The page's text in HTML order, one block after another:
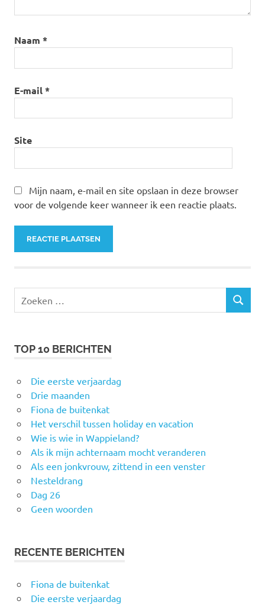
Naam *
E-mail*
Site
Mijn naam, e-mail en site opslaan in deze browser
voor de volgende keer wanneer ik een reactie plaats.
naar:
ZOEKEN
TOP 10 BERICHTEN
Die eerste verjaardag
Drie maanden
Fiona de buitenkat
Het verschil tussen holiday en vacation
Wie is wie in Wappieland?
Als ik mijn achternaam mocht veranderen
Als een jonkvrouw, zittend in een venster
Nesteldrang
Dag 26
Geen woorden
RECENTE BERICHTEN
Fiona de buitenkat
Die eerste verjaardag